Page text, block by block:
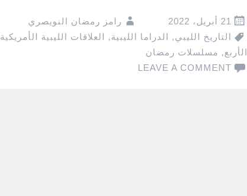
21 أبريل، 2022
رامز رمضان النويصري
التاريخ الليبي, الدراما الليبية, العلاقات الليبية الأمريكية
الأربع, مسلسلات رمضان
LEAVE A COMMENT